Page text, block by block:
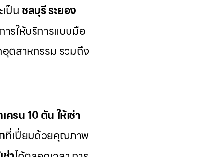
ป็นชลบุรี ระยอง
รให้บริการแบบมือ
ตสาหกรรม รวมถึง
ครน 10 ตัน ให้เช่า
ที่เปี่ยมด้วยคุณภาพ